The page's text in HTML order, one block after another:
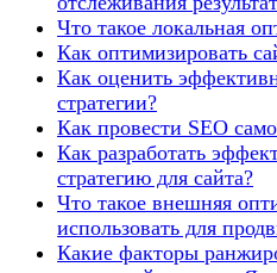
Что такое локальная
Как оптимизировать
Как оценить
стратегии?
Как провести SEO
Как разработать
стратегию для сайта?
Что такое внешняя
использовать для
Какие факторы